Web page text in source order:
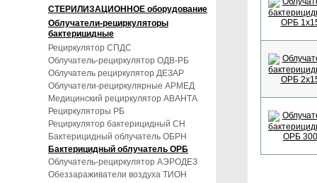
СТЕРИЛИЗАЦИОННОЕ оборудование
Облучатели-рециркуляторы
бактерицидные
Рециркулятор СПДС
Облучатель-рециркулятор ОДВ-РБ
Облучатель рециркулятор ДЕЗАР
Облучатели-рециркулярные АРМЕД
Медицинский рециркулятор АВАНТА
Рециркуляторы РБ
Рециркулятор бактерицидный СН
Бактерицидный облучатель ОБРН
Бактерицидный облучатель ОРБ
Облучатель-рециркулятор АЭРОДЕЗ
Обеззараживатели воздуха ТИОН